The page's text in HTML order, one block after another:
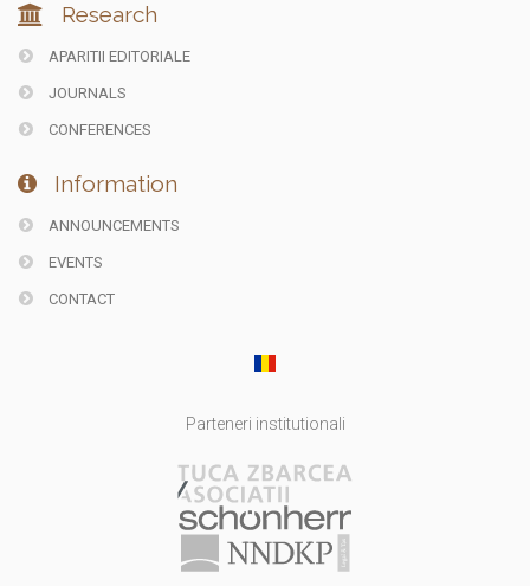
Research
APARITII EDITORIALE
JOURNALS
CONFERENCES
Information
ANNOUNCEMENTS
EVENTS
CONTACT
Parteneri institutionali